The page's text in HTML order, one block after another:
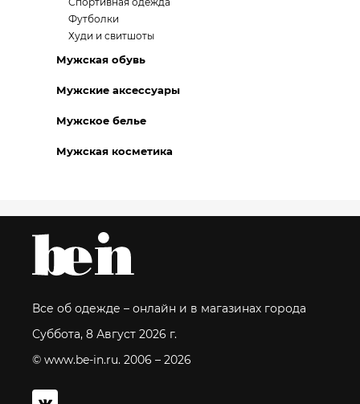
Футболки
Худи и свитшоты
Мужская обувь
Мужские аксессуары
Мужское белье
Мужская косметика
Все об одежде – онлайн и в магазинах города
Суббота, 8 Август 2026 г.
© www.be-in.ru. 2006 – 2026